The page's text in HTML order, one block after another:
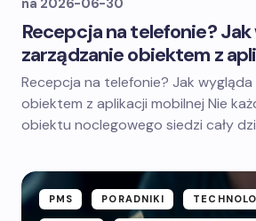
na 2026-06-30
Recepcja na telefonie?
zarządzanie obiektem z
Recepcja na telefonie? Jak
obiektem z aplikacji mobilnej Nie
obiektu noclegowego siedzi cały
PMS PORADNIKI